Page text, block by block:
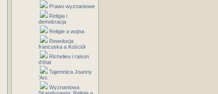
Prawo wyznaniowe
Religia i
demokracja
Religie a wojna
Rewolucja
francuska a Kościół
Richelieu i raison
d'état
Tajemnica Joanny
'Arc
Wyznaniowa